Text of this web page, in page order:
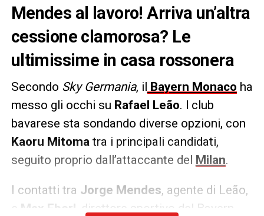
Mendes al lavoro! Arriva un’altra
cessione clamorosa? Le
ultimissime in casa rossonera
Secondo Sky Germania, il Bayern Monaco ha
messo gli occhi su Rafael Leão. l club
bavarese sta sondando diverse opzioni, con
Kaoru Mitoma tra i principali candidati,
seguito proprio dall’attaccante del Milan.
I contatti tra Jorge Mendes, agente di Leão,
Max Eberl , direttore sportivo del Bayern,